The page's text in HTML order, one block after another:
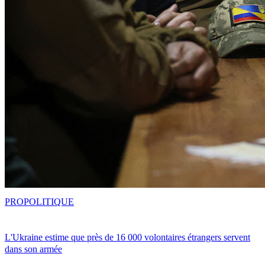
L'Ukraine estime que près de 16 000 volontaires étrangers servent
dans son armée
PROPOLITIQUE